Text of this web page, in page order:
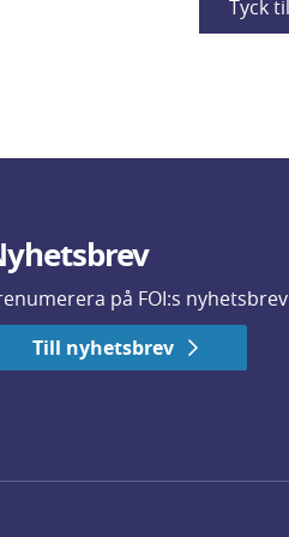
Tyck till
på FOI:s nyhetsbrev
Till nyhetsbrev